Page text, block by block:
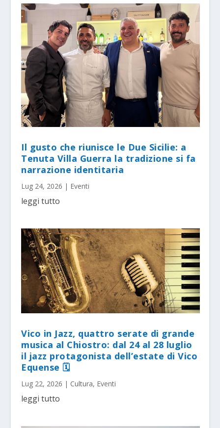
Il gusto che riunisce le Due Sicilie: a
Tenuta Villa Guerra la tradizione si fa
narrazione identitaria
Lug 24, 2026 | Eventi
leggi tutto
Vico in Jazz, quattro serate di grande
musica al Chiostro: dal 24 al 28 luglio
il jazz protagonista dell’estate di Vico
Equense 🗓
Lug 22, 2026 | Cultura, Eventi
leggi tutto